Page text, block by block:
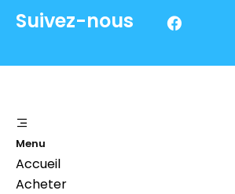
Suivez-nous
Menu
Accueil
Acheter